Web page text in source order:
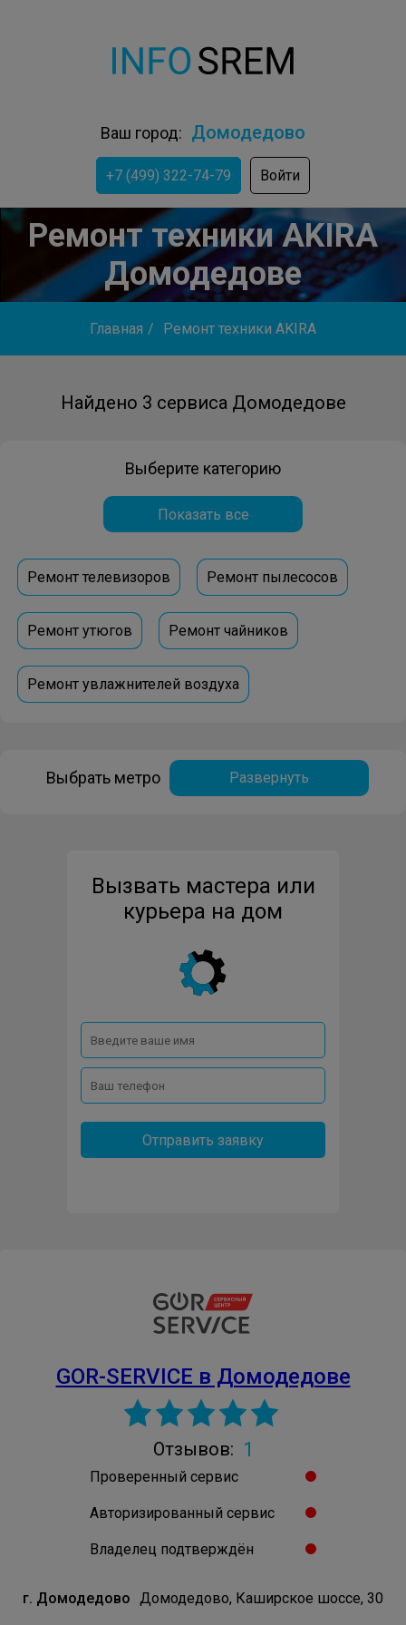
Ваш город: Домодедово
+7 (499) 322-74-79 Войти
Ремонт техники AKIRA
Домодедове
Главная / Ремонт техники AKIRA
Найдено 3 сервиса Домодедове
Выберите категорию
Показать все
Ремонт телевизоров Ремонт пылесосов
Ремонт утюгов Ремонт чайников
Ремонт увлажнителей воздуха
Ремонт акустических систем
Ремонт отпаривателей
Выбрать метро Развернуть
GOR-SERVICE в Домодедове
Отзывов: 1
Проверенный сервис
Авторизированный сервис
Владелец подтверждён
г. Домодедово Домодедово, Каширское шоссе, 30
Вызвать мастера или
курьера на дом
Отправить заявку